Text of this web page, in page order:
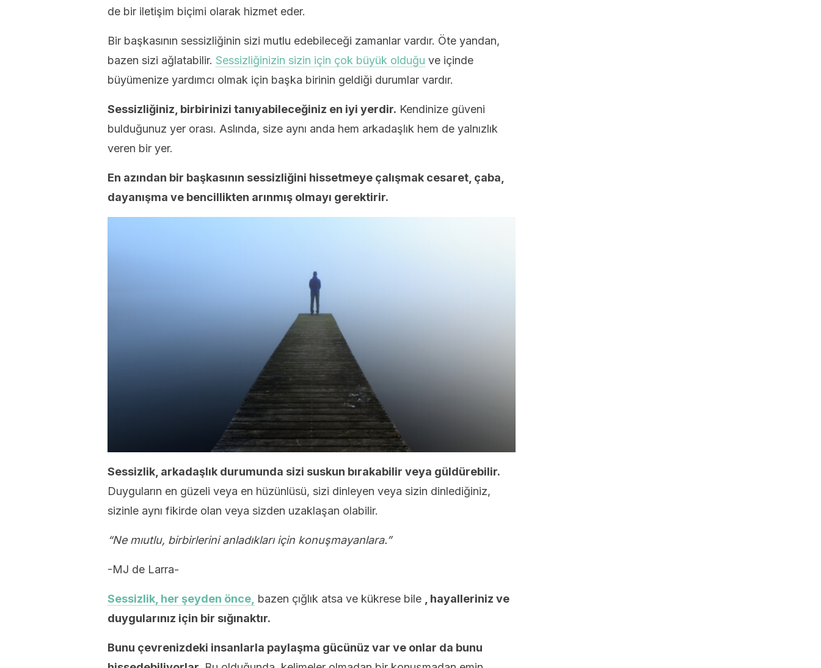
de bir iletişim biçimi olarak hizmet eder.
Bir başkasının sessizliğinin sizi mutlu edebileceği zamanlar vardır. Öte yandan,
bazen sizi ağlatabilir. Sessizliğinizin sizin için çok büyük olduğu ve içinde
büyümenize yardımcı olmak için başka birinin geldiği durumlar vardır.
Sessizliğiniz, birbirinizi tanıyabileceğiniz en iyi yerdir. Kendinize güveni
bulduğunuz yer orası. Aslında, size aynı anda hem arkadaşlık hem de yalnızlık
veren bir yer.
En azından bir başkasının sessizliğini hissetmeye çalışmak cesaret, çaba,
dayanışma ve bencillikten arınmış olmayı gerektirir.
Sessizlik, arkadaşlık durumunda sizi suskun bırakabilir veya güldürebilir.
Duyguların en güzeli veya en hüzünlüsü, sizi dinleyen veya sizin dinlediğiniz,
sizinle aynı fikirde olan veya sizden uzaklaşan olabilir.
“Ne mıutlu, birbirlerini anladıkları için konuşmayanlara.”
-MJ de Larra-
Sessizlik, her şeyden önce, bazen çığlık atsa ve kükrese bile
, hayalleriniz ve
duygularınız için bir sığınaktır.
Bunu çevrenizdeki insanlarla paylaşma gücünüz var ve onlar da bunu